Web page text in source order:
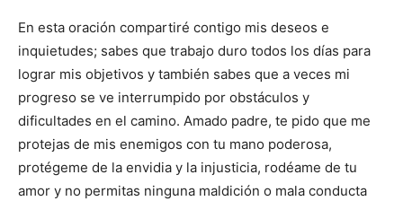
En esta oración compartiré contigo mis deseos e
inquietudes; sabes que trabajo duro todos los días para
lograr mis objetivos y también sabes que a veces mi
progreso se ve interrumpido por obstáculos y
dificultades en el camino. Amado padre, te pido que me
protejas de mis enemigos con tu mano poderosa,
protégeme de la envidia y la injusticia, rodéame de tu
amor y no permitas ninguna maldición o mala conducta